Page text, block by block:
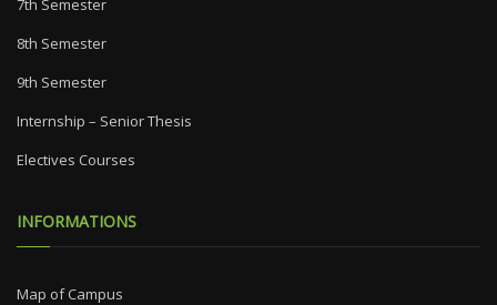
8th Semester
9th Semester
Internship – Senior Thesis
Electives Courses
INFORMATIONS
Map of Campus